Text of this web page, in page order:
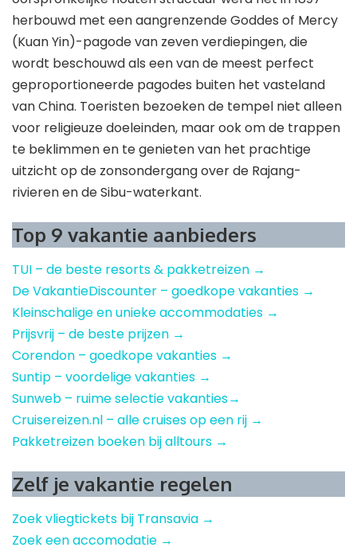
herbouwd met een aangrenzende Goddes of Mercy
(Kuan Yin)-pagode van zeven verdiepingen, die
wordt beschouwd als een van de meest perfect
geproportioneerde pagodes buiten het vasteland
van China. Toeristen bezoeken de tempel niet alleen
voor religieuze doeleinden, maar ook om de trappen
te beklimmen en te genieten van het prachtige
uitzicht op de zonsondergang over de Rajang-
rivieren en de Sibu-waterkant.
Top 9 vakantie aanbieders
TUI – de beste resorts & pakketreizen →
De VakantieDiscounter – goedkope vakanties →
Kleinschalige en unieke accommodaties →
Prijsvrij – de beste prijzen →
Corendon – goedkope vakanties →
Suntip – voordelige vakanties →
Sunweb – ruime selectie vakanties→
Cruisereizen.nl – alle cruises op een rij →
Pakketreizen boeken bij alltours →
Zelf je vakantie regelen
Zoek vliegtickets bij Transavia →
Zoek een accomodatie →